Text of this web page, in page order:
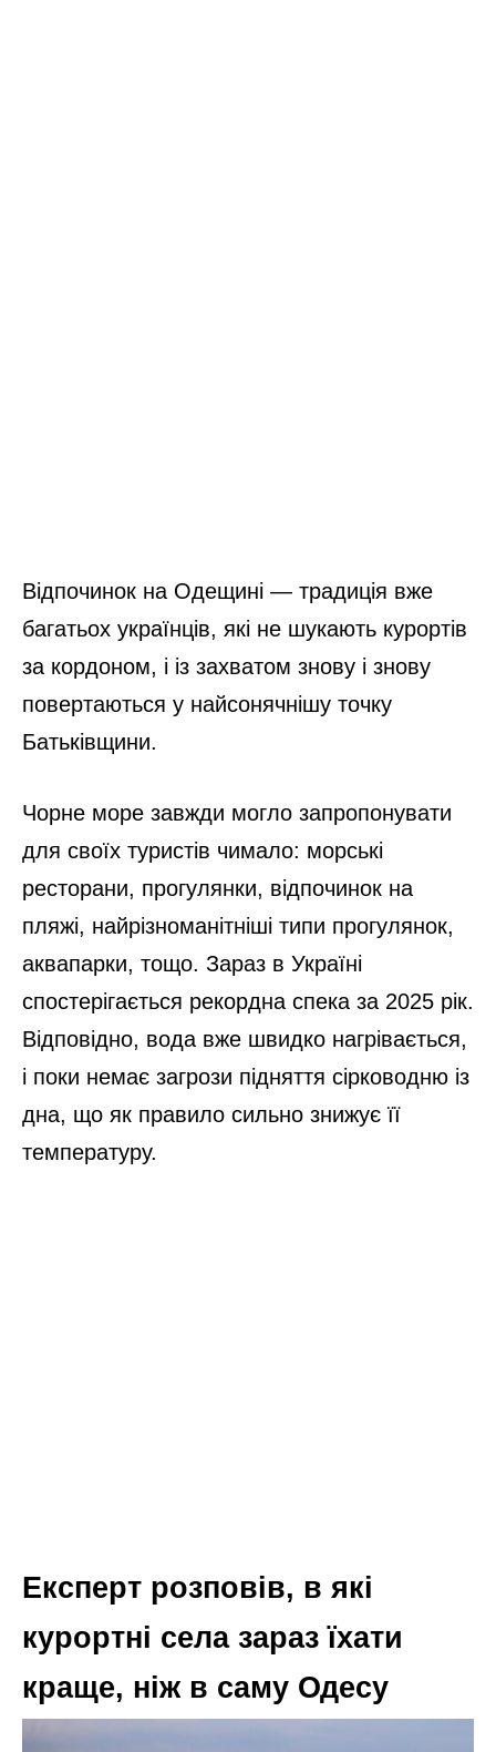
Відпочинок на Одещині — традиція вже
багатьох українців, які не шукають курортів
за кордоном, і із захватом знову і знову
повертаються у найсонячнішу точку
Батьківщини.
Чорне море завжди могло запропонувати
для своїх туристів чимало: морські
ресторани, прогулянки, відпочинок на
пляжі, найрізноманітніші типи прогулянок,
аквапарки, тощо. Зараз в Україні
спостерігається рекордна спека за 2025 рік.
Відповідно, вода вже швидко нагрівається,
і поки немає загрози підняття сірководню із
дна, що як правило сильно знижує її
температуру.
Експерт розповів, в які
курортні села зараз їхати
краще, ніж в саму Одесу